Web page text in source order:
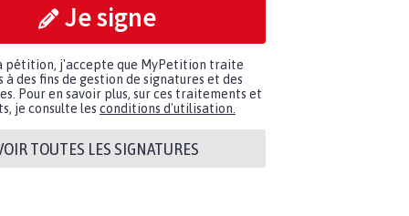
Je signe
pétition, j'accepte que MyPetition traite
à des fins de gestion de signatures et des
Pour en savoir plus, sur ces traitements et
je consulte les conditions d'utilisation.
TOUTES LES SIGNATURES